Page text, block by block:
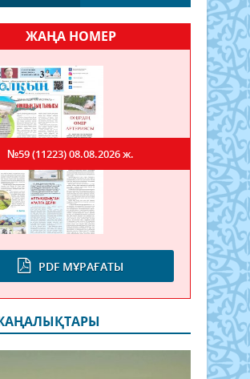
ЖАҢА НОМЕР
PDF МҰРАҒАТЫ
№59 (11223)08.08.2026 ж.